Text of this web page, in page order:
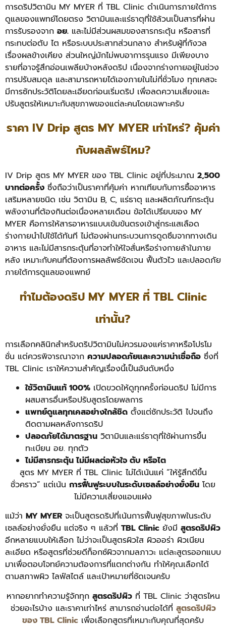
การดริปวิตามิน MY MYER ที่ TBL Clinic ดำเนินการภายใต้การ
ดูแลของแพทย์โดยตรง วิตามินและแร่ธาตุที่ใช้ล้วนเป็นสารที่ผ่าน
การรับรองจาก อย. และไม่มีส่วนผสมของสารกระตุ้น หรือสารที่
กระทบต่อตับ ไต หรือระบบประสาทส่วนกลาง สำหรับผู้ที่กังวล
เรื่องผลข้างเคียง ส่วนใหญ่มักไม่พบอาการรุนแรง มีเพียงบาง
รายที่อาจรู้สึกอ่อนเพลียบ้างหลังดริป เนื่องจากร่างกายอยู่ในช่วง
การปรับสมดุล และสามารถหายได้เองภายในไม่กี่ชั่วโมง ทุกเคสจะ
มีการซักประวัติโดยละเอียดก่อนเริ่มดริป เพื่อลดความเสี่ยงและ
ปรับสูตรให้เหมาะกับสุขภาพของแต่ละคนโดยเฉพาะครับ
ราคา IV Drip สูตร MY MYER เท่าไหร่? คุ้มค่า
กับผลลัพธ์ไหม?
IV Drip สูตร MY MYER ของ TBL Clinic อยู่ที่ประมาณ 2,500
บาทต่อครั้ง ซึ่งถือว่าเป็นราคาที่คุ้มค่า หากเทียบกับการซื้ออาหาร
เสริมหลายชนิด เช่น วิตามิน B, C, แร่ธาตุ และผลิตภัณฑ์กระตุ้น
พลังงานที่ต้องกินต่อเนื่องหลายเดือน ข้อได้เปรียบของ MY
MYER คือการให้สารอาหารแบบเข้มข้นตรงเข้าสู่กระแสเลือด
ร่างกายนำไปใช้ได้ทันที ไม่ต้องผ่านกระบวนการดูดซึมจากทางเดิน
อาหาร และไม่มีสารกระตุ้นที่อาจทำให้ใจสั่นหรือร่างกายล้าในภาย
หลัง เหมาะกับคนที่ต้องการผลลัพธ์ชัดเจน ฟื้นตัวไว และปลอดภัย
ภายใต้การดูแลของแพทย์
ทำไมต้องดริป MY MYER ที่ TBL Clinic
เท่านั้น?
การเลือกคลินิกสำหรับดริปวิตามินไม่ควรมองแค่ราคาหรือโปรโม
ชั่น แต่ควรพิจารณาจาก ความปลอดภัยและความน่าเชื่อถือ ซึ่งที่
TBL Clinic เราให้ความสำคัญเรื่องนี้เป็นอันดับหนึ่ง
ใช้วิตามินแท้ 100% เปิดขวดให้ดูทุกครั้งก่อนดริป ไม่มีการ
ผสมสารอื่นหรือปรับสูตรโดยพลการ
แพทย์ดูแลทุกเคสอย่างใกล้ชิด ตั้งแต่ซักประวัติ ไปจนถึง
ติดตามผลหลังการดริป
ปลอดภัยได้มาตรฐาน วิตามินและแร่ธาตุที่ใช้ผ่านการขึ้น
ทะเบียน อย. ทุกตัว
ไม่มีสารกระตุ้น ไม่มีผลต่อหัวใจ ตับ หรือไต
สูตร MY MYER ที่ TBL Clinic ไม่ได้เน้นแค่ “ให้รู้สึกดีขึ้น
ชั่วคราว” แต่เน้น การฟื้นฟูระบบในระดับเซลล์อย่างยั่งยืน โดย
ไม่มีความเสี่ยงแอบแฝง
แม้ว่า MY MYER จะเป็นสูตรดริปที่เน้นการฟื้นฟูสุขภาพในระดับ
เซลล์อย่างยั่งยืน แต่จริง ๆ แล้วที่ TBL Clinic ยังมี สูตรดริปผิว
อีกหลายแบบให้เลือก ไม่ว่าจะเป็นสูตรผิวใส ผิวออร่า ผิวเนียน
ละเอียด หรือสูตรที่ช่วยดีท็อกซ์ผิวจากมลภาวะ แต่ละสูตรออกแบบ
มาเพื่อตอบโจทย์ความต้องการที่แตกต่างกัน ทำให้คุณเลือกได้
ตามสภาพผิว ไลฟ์สไตล์ และเป้าหมายที่ชัดเจนครับ
หากอยากทำความรู้จักทุก สูตรดริปผิวที่ TBL Clinic ว่าสูตรไหน
ช่วยอะไรบ้าง และราคาเท่าไหร่ สามารถอ่านต่อได้ที่ สูตรดริปผิว
ของ TBL Clinic เพื่อเลือกสูตรที่เหมาะกับคุณที่สุดครับ